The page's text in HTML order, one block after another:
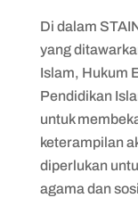
Di dalam
yang
Islam, Hukum
Pendidikan
untuk
keterampilan
diperlukan
agama dan